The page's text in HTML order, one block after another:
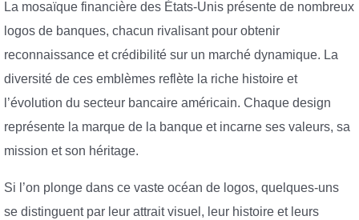
La mosaïque financière des États-Unis présente de nombreux
logos de banques, chacun rivalisant pour obtenir
reconnaissance et crédibilité sur un marché dynamique. La
diversité de ces emblèmes reflète la riche histoire et
l’évolution du secteur bancaire américain. Chaque design
représente la marque de la banque et incarne ses valeurs, sa
mission et son héritage.
Si l’on plonge dans ce vaste océan de logos, quelques-uns
se distinguent par leur attrait visuel, leur histoire et leurs